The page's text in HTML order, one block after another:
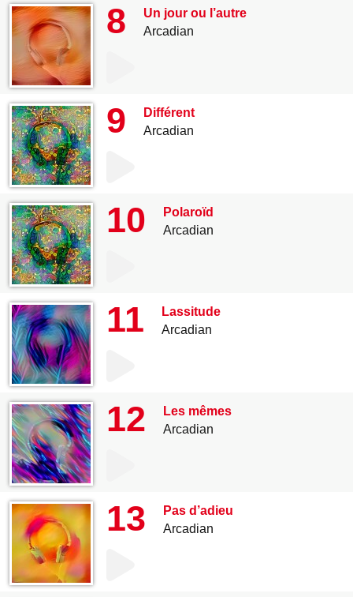
8
Un jour ou l’autre
Arcadian
9
Différent
Arcadian
10
Polaroïd
Arcadian
11
Lassitude
Arcadian
12
Les mêmes
Arcadian
13
Pas d’adieu
Arcadian